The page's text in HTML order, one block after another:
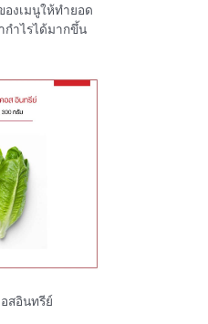
องเมนูให้ทำยอด
กำไรได้มากขึ้น
สอินทรีย์